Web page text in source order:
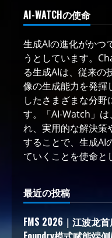
AI-WATCHの使命
生成AIの進化がかつ
うとしています。
る生成AIは、従来の
像の生成能力を発揮
したさまざまな分野
す。「AI-Watch」は
れ、実用的な解決策
することで、生成AI
ていくことを使命と
最近の投稿
FMS 2026｜江波龙